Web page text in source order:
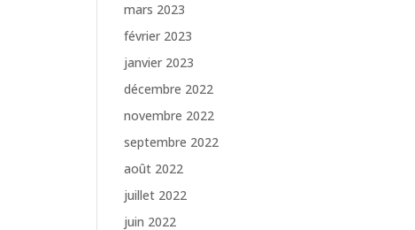
mars 2023
février 2023
janvier 2023
décembre 2022
novembre 2022
septembre 2022
août 2022
juillet 2022
juin 2022